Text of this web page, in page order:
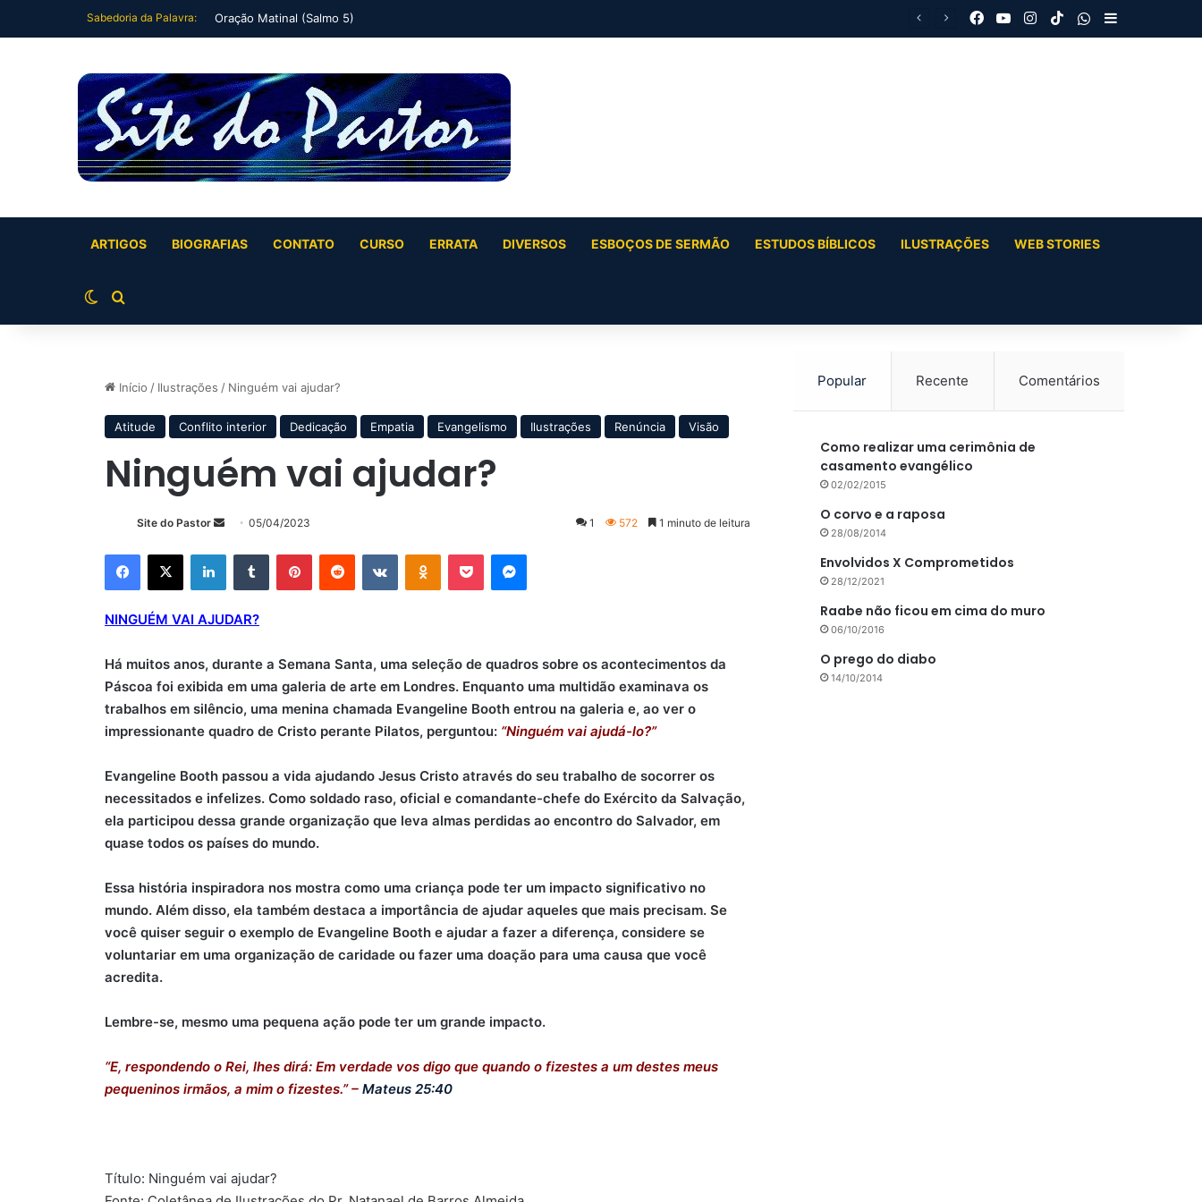
Sabedoria da Palavra: Oração Matinal (Salmo 5) Facebook
YouTubeInstagram
TikTokWhatsApp
Barra Lateral
ARTIGOS BIOGRAFIAS CONTATO CURSO ERRATA DIVERSOS ESBOÇOS DE SERMÃO ESTUDOS BÍBLICOS ILUSTRAÇÕES WEB STORIES
Switch skin
Buscar por
Início / Ilustrações / Ninguém vai ajudar?
Atitude Conflito interior Dedicação Empatia Evangelismo Ilustrações Renúncia Visão
Ninguém vai ajudar?
Site do Pastor
Mande
mail
05/04/2023 1 572 1 minuto de leitura
Facebook
X LinkedinTumblr PinterestReddit VK OK Pocket Messenger
NINGUÉM VAI AJUDAR?
Há muitos anos, durante a Semana Santa, uma seleção de quadros sobre os acontecimentos da
Páscoa foi exibida em uma galeria de arte em Londres. Enquanto uma multidão examinava os
trabalhos em silêncio, uma menina chamada Evangeline Booth entrou na galeria e, ao ver o
impressionante quadro de Cristo perante Pilatos, perguntou: “Ninguém vai ajudá-lo?”
Evangeline Booth passou a vida ajudando Jesus Cristo através do seu trabalho de socorrer os
necessitados e infelizes. Como soldado raso, oficial e comandante-chefe do Exército da Salvação,
ela participou dessa grande organização que leva almas perdidas ao encontro do Salvador, em
quase todos os países do mundo.
Essa história inspiradora nos mostra como uma criança pode ter um impacto significativo no
mundo. Além disso, ela também destaca a importância de ajudar aqueles que mais precisam. Se
você quiser seguir o exemplo de Evangeline Booth e ajudar a fazer a diferença, considere se
voluntariar em uma organização de caridade ou fazer uma doação para uma causa que você
acredita.
Lembre-se, mesmo uma pequena ação pode ter um grande impacto.
“E, respondendo o Rei, lhes dirá: Em verdade vos digo que quando o fizestes a um destes meus
pequeninos irmãos, a mim o fizestes.” – Mateus 25:40
Título: Ninguém vai ajudar?
Popular Recente Comentários
Como realizar uma cerimônia de
casamento evangélico
02/02/2015
O corvo e a raposa
28/08/2014
Envolvidos X Comprometidos
28/12/2021
Raabe não ficou em cima do muro
06/10/2016
O prego do diabo
14/10/2014